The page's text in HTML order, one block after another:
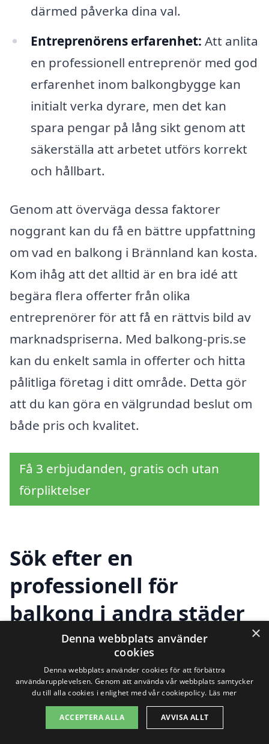
därmed påverka dina val.
Entreprenörens erfarenhet: Att anlita
en professionell entreprenör med god
erfarenhet inom balkongbygge kan
initialt verka dyrare, men det kan
spara pengar på lång sikt genom att
säkerställa att arbetet utförs korrekt
och hållbart.
Genom att överväga dessa faktorer
noggrant kan du få en bättre uppfattning
om vad en balkong i Brännland kan kosta.
Kom ihåg att det alltid är en bra idé att
begära flera offerter från olika
entreprenörer för att få en rättvis bild av
marknadspriserna. Med balkong-pris.se
kan du enkelt samla in offerter och hitta
pålitliga företag i ditt område. Detta gör
att du kan göra en välgrundad beslut om
både pris och kvalitet.
Få 3 erbjudanden, gratis och utan
förpliktelser
Sök efter en
professionell för
balkong i andra städer
nära Brännland
Att hitta rätt expert för att bygga eller
renovera enbalkong i Brännland
behöver inte vara en utmaning. Det finns
×
Denna webbplats använder
cookies
Denna webbplats använder cookies för att förbättra
användarupplevelsen. Genom att använda vår webbplats samtycker
du till alla cookies i enlighet med vår cookiepolicy. Läs mer
ACCEPTERA ALLA AVVISA ALLT